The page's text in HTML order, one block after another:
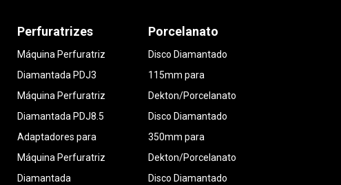
Perfuratrizes
Máquina Perfuratriz
Diamantada PDJ3
Máquina Perfuratriz
Diamantada PDJ8.5
Adaptadores para
Máquina Perfuratriz
Diamantada
Porcelanato
Disco Diamantado
115mm para
Dekton/Porcelanato
Disco Diamantado
350mm para
Dekton/Porcelanato
Disco Diamantado